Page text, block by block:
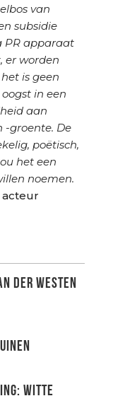
van
subsidie
PR apparaat
er worden
is geen
in een
aan
-groente. De
poëtisch,
het een
noemen.
acteur
der Westen
witte